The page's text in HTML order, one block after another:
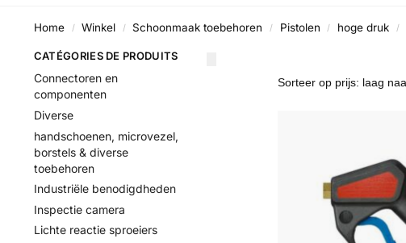
Home / Winkel / Schoonmaak toebehoren / Pistolen / hoge druk /
CATÉGORIES DE PRODUITS
Connectoren en
componenten
Diverse
handschoenen, microvezel,
borstels & diverse
toebehoren
Industriële benodigdheden
Inspectie camera
Lichte reactie sproeiers